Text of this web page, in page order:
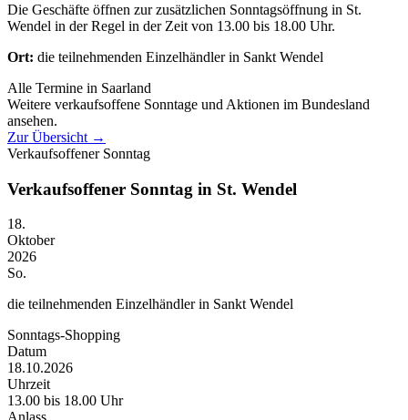
Die Geschäfte öffnen zur zusätzlichen Sonntagsöffnung in St.
Wendel in der Regel in der Zeit von 13.00 bis 18.00 Uhr.
Ort: die teilnehmenden Einzelhändler in Sankt Wendel
Alle Termine in Saarland
Weitere verkaufsoffene Sonntage und Aktionen im Bundesland
ansehen.
Zur Übersicht →
Verkaufsoffener Sonntag
Verkaufsoffener Sonntag in St. Wendel
18.
Oktober
2026
So.
die teilnehmenden Einzelhändler in Sankt Wendel
Sonntags-Shopping
Datum
18.10.2026
Uhrzeit
13.00 bis 18.00 Uhr